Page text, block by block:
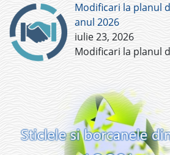
Modificari la planul
anul 2026
iulie 23, 2026
Modificari la planul